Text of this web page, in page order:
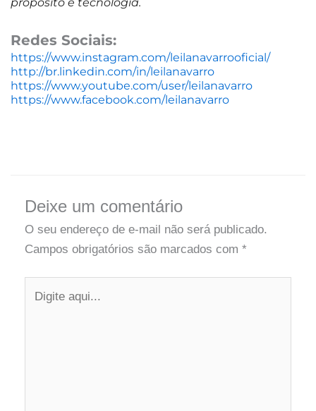
Redes Sociais:
https://www.instagram.com/leilanavarrooficial/
http://br.linkedin.com/in/leilanavarro
https://www.youtube.com/user/leilanavarro
https://www.facebook.com/leilanavarro
Deixe um comentário
O seu endereço de e-mail não será publicado.
Campos obrigatórios são marcados com *
aqui...